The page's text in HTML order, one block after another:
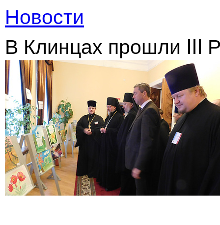
Новости
В Клинцах прошли III